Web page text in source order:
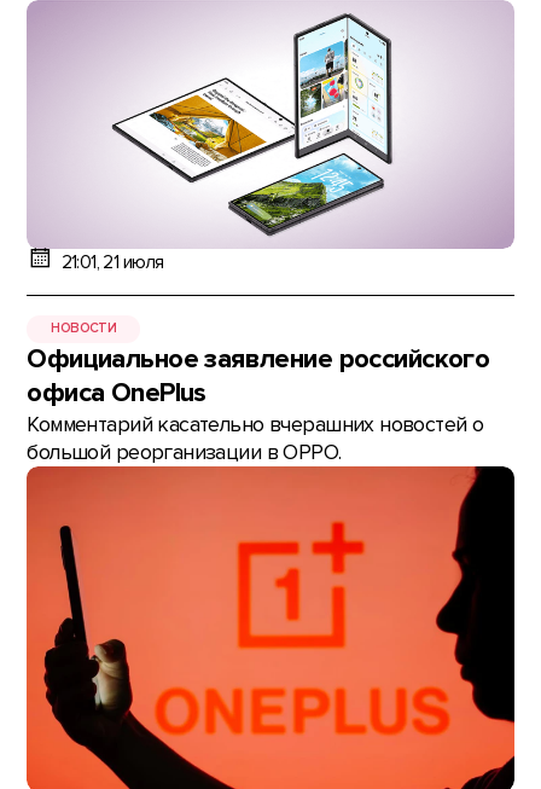
21:01, 21 июля
НОВОСТИ
Официальное заявление российского
офиса OnePlus
Комментарий касательно вчерашних новостей о
большой реорганизации в OPPO.